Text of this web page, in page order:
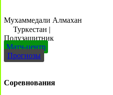
Мухаммедали Алмахан
Туркестан |
Полузащитник
Матч-центр
Прогнозы
Соревнования